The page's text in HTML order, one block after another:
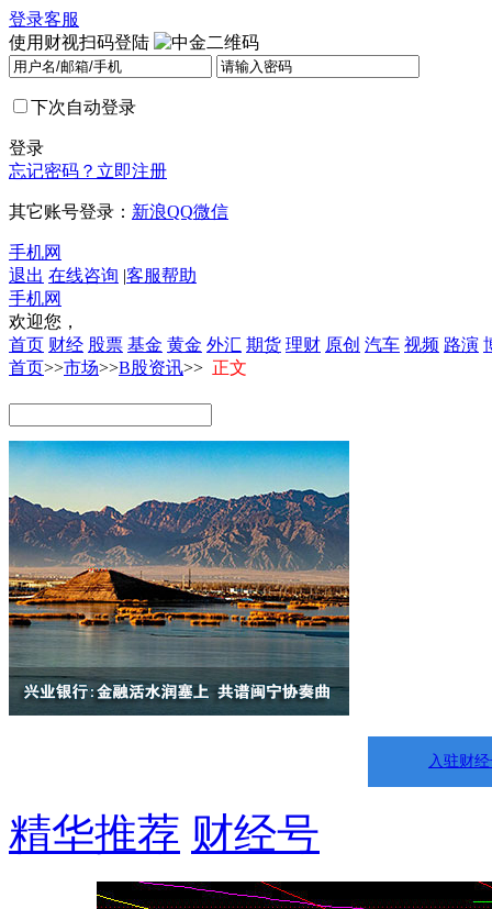
登录客服
使用财视扫码登陆
下次自动登录
登录
忘记密码？ 立即注册
其它账号登录： 新浪QQ微信
手机网
退出 在线咨询 |客服帮助
手机网
欢迎您，
首页 财经 股票 基金 黄金 外汇 期货 理财 原创 汽车 视频 路演
首页>>市场>>B股资讯>> 正文
入驻财
精华推荐 财经号